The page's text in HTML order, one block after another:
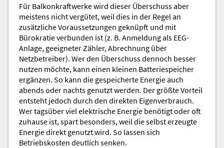
Für Balkonkraftwerke wird dieser Überschuss aber
meistens nicht vergütet, weil dies in der Regel an
zusätzliche Voraussetzungen geknüpft und mit
Bürokratie verbunden ist (z. B. Anmeldung als EEG-
Anlage, geeigneter Zähler, Abrechnung über
Netzbetreiber). Wer den Überschuss dennoch besser
nutzen möchte, kann einen kleinen Batteriespeicher
ergänzen. So kann die gespeicherte Energie auch
abends oder nachts genutzt werden. Der größte Vorteil
entsteht jedoch durch den direkten Eigenverbrauch.
Wer tagsüber viel elektrische Energie benötigt oder oft
zuhause ist, spart besonders, weil die selbst erzeugte
Energie direkt genutzt wird. So lassen sich
Betriebskosten deutlich senken.